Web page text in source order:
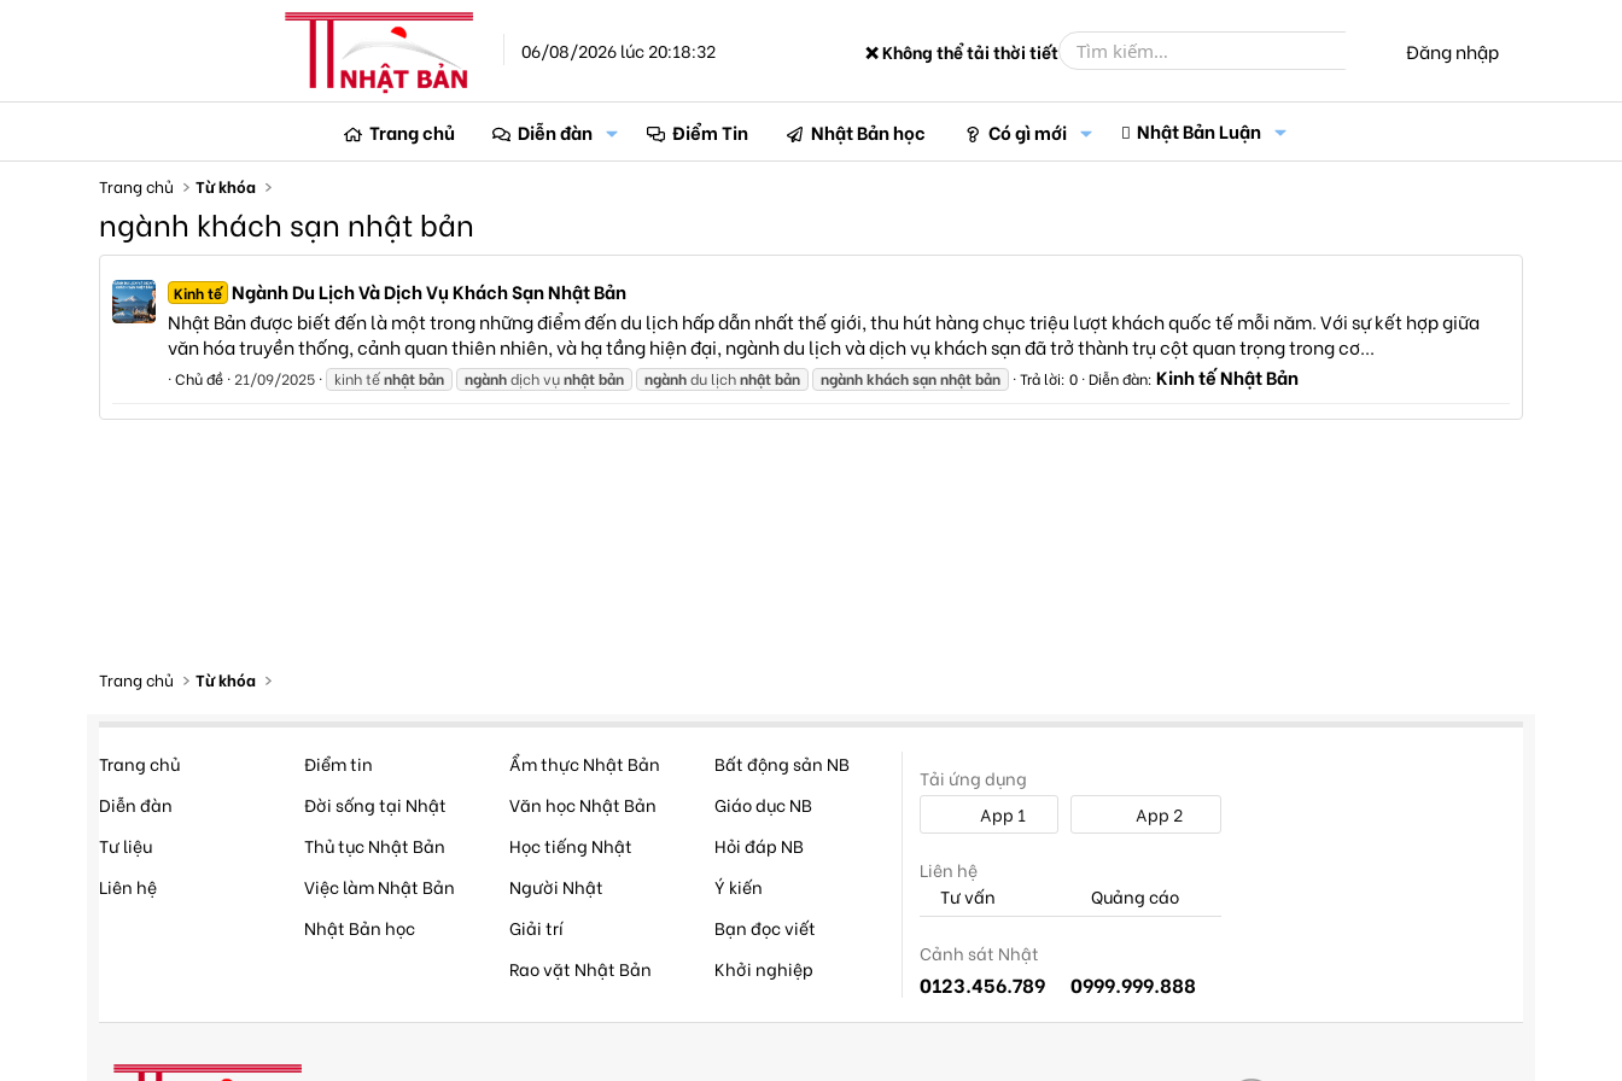
06/08/2026 lúc 20:18:32 ❌ Không thể tải thời tiết Đăng nhập
Trang chủ Diễn đàn Điểm Tin Nhật Bản học Có gì mới Nhật Bản Luận
Trang chủ Từ khóa
ngành khách sạn nhật bản
Kinh tế Ngành Du Lịch Và Dịch Vụ Khách Sạn Nhật Bản
Nhật Bản được biết đến là một trong những điểm đến du lịch hấp dẫn nhất thế giới, thu hút hàng chục triệu lượt khách quốc tế mỗi năm. Với sự kết hợp giữa
văn hóa truyền thống, cảnh quan thiên nhiên, và hạ tầng hiện đại, ngành du lịch và dịch vụ khách sạn đã trở thành trụ cột quan trọng trong cơ...
Chủ đề 21/09/2025 kinh tếnhậtbản ngànhdịch vụnhậtbản ngànhdu lịchnhậtbản ngànhkháchsạnnhậtbản Trả lời: 0 Diễn đàn: Kinh tế Nhật Bản
Trang chủ Từ khóa
Trang chủ
Diễn đàn
Tư liệu
Liên hệ
Điểm tin
Đời sống tại Nhật
Thủ tục Nhật Bản
Việc làm Nhật Bản
Nhật Bản học
Ẩm thực Nhật Bản
Văn học Nhật Bản
Học tiếng Nhật
Người Nhật
Giải trí
Rao vặt Nhật Bản
Bất động sản NB
Giáo dục NB
Hỏi đáp NB
Ý kiến
Bạn đọc viết
Khởi nghiệp
Tải ứng dụng
App 1
App 2
Liên hệ
Tư vấn
Quảng cáo
Cảnh sát Nhật
0123.456.789 0999.999.888